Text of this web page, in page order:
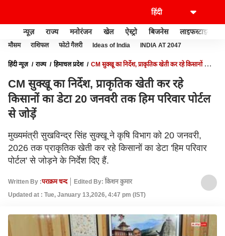
न्यूज़ राज्य मनोरंजन खेल ऐस्ट्रो बिजनेस लाइफस्टाइल
मौसम राशिफल फोटो गैलरी Ideas of India INDIA AT 2047
हिंदी न्यूज़ राज्य हिमाचल प्रदेश
CM सुक्खू का निर्देश, प्राकृतिक खेती कर रहे किसानों का
CM सुक्खू का निर्देश, प्राकृतिक खेती कर रहे
किसानों का डेटा 20 जनवरी तक हिम परिवार पोर्टल
से जोड़ें
मुख्यमंत्री सुखविन्द्र सिंह सुक्खू ने कृषि विभाग को 20 जनवरी,
2026 तक प्राकृतिक खेती कर रहे किसानों का डेटा 'हिम परिवार
पोर्टल' से जोड़ने के निर्देश दिए हैं.
Written By :पराक्रम चन्द
Edited By: किशन कुमार
Updated at : Tue, January 13,2026, 4:47 pm (IST)